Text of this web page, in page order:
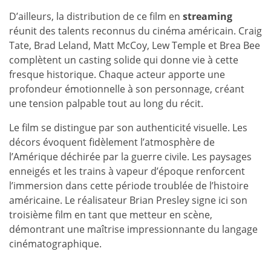
D’ailleurs, la distribution de ce film en streaming
réunit des talents reconnus du cinéma américain. Craig
Tate, Brad Leland, Matt McCoy, Lew Temple et Brea Bee
complètent un casting solide qui donne vie à cette
fresque historique. Chaque acteur apporte une
profondeur émotionnelle à son personnage, créant
une tension palpable tout au long du récit.
Le film se distingue par son authenticité visuelle. Les
décors évoquent fidèlement l’atmosphère de
l’Amérique déchirée par la guerre civile. Les paysages
enneigés et les trains à vapeur d’époque renforcent
l’immersion dans cette période troublée de l’histoire
américaine. Le réalisateur Brian Presley signe ici son
troisième film en tant que metteur en scène,
démontrant une maîtrise impressionnante du langage
cinématographique.